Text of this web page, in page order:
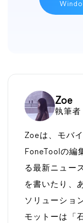
Zoe
執筆者
Zoeは、モバ
FoneToolの編
る最新ニュー
を書いたり、
ソリューショ
モットーは「